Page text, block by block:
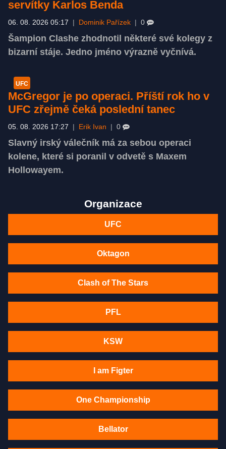
servítky Karlos Benda
06. 08. 2026 05:17 Dominik Pařízek 0
Šampion Clashe zhodnotil některé své kolegy z
bizarní stáje. Jedno jméno výrazně vyčnívá.
UFC
McGregor je po operaci. Příští rok ho v
UFC zřejmě čeká poslední tanec
05. 08. 2026 17:27 Erik Ivan 0
Slavný irský válečník má za sebou operaci
kolene, které si poranil v odvetě s Maxem
Hollowayem.
Organizace
UFC
Oktagon
Clash of The Stars
PFL
KSW
I am Figter
One Championship
Bellator